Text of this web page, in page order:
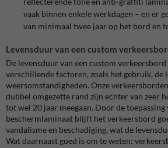
vaak binnen enkele werkdagen – en er
van minimaal twee jaar op het bord en
Levensduur van een custom
De levensduur van een custom
verschillende factoren, zoals het gebruik, de
weersomstandigheden. Onze
dubbel omgezette rand zijn echter van zeer
tot wel 20 jaar meegaan. Door de
beschermlaminaat blijft het verkeersbord
vandalisme en beschadiging, wat de
Wat daarnaast goed is om te weten: